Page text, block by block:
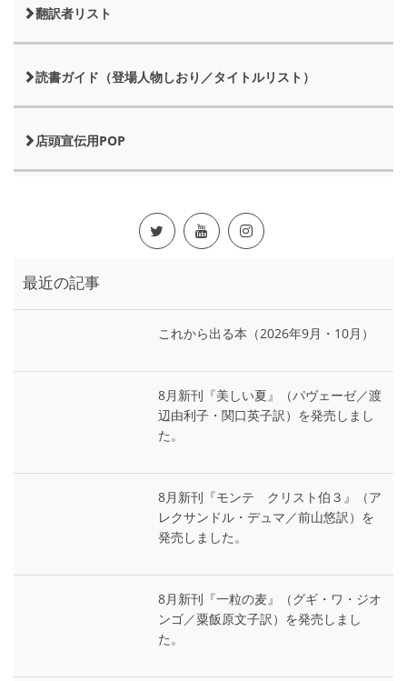
翻訳者リスト
読書ガイド（登場人物しおり／タイトルリスト）
店頭宣伝用POP
最近の記事
これから出る本（2026年9月・10月）
8月新刊『美しい夏』（パヴェーゼ／渡
辺由利子・関口英子訳）を発売しまし
た。
8月新刊『モンテ゠クリスト伯３』（ア
レクサンドル・デュマ／前山悠訳）を
発売しました。
8月新刊『一粒の麦』（グギ・ワ・ジオ
ンゴ／粟飯原文子訳）を発売しまし
た。